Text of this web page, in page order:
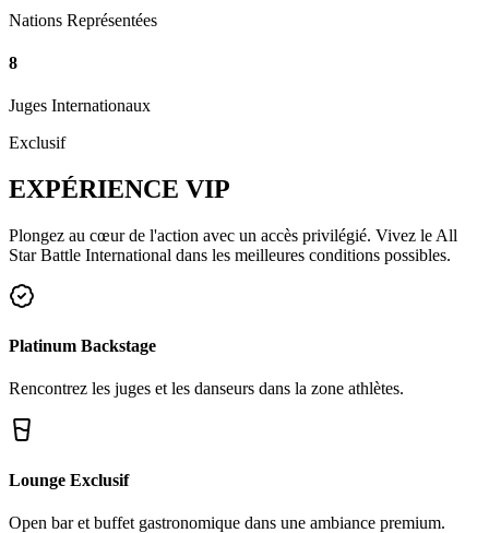
Nations Représentées
8
Juges Internationaux
Exclusif
EXPÉRIENCE VIP
Plongez au cœur de l'action avec un accès privilégié. Vivez le All
Star Battle International dans les meilleures conditions possibles.
Platinum Backstage
Rencontrez les juges et les danseurs dans la zone athlètes.
Lounge Exclusif
Open bar et buffet gastronomique dans une ambiance premium.